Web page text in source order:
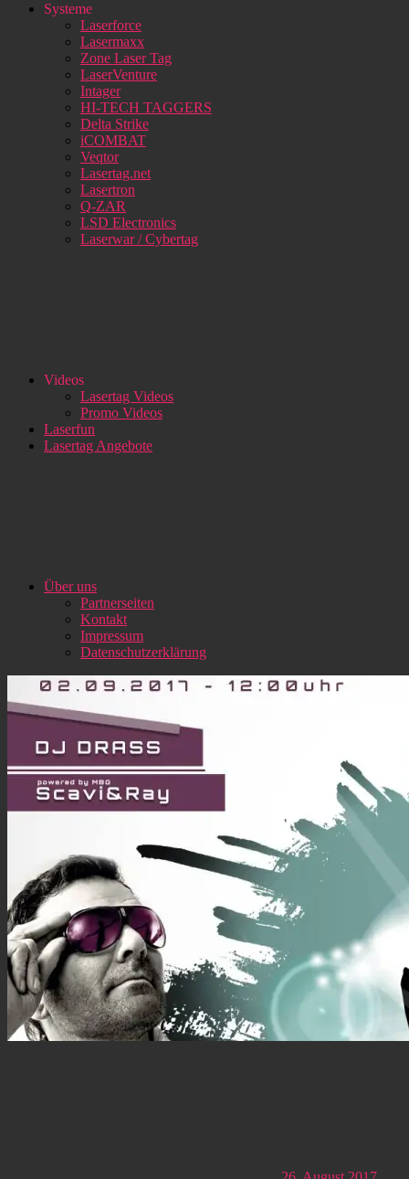
Systeme
Laserforce
Lasermaxx
Zone Laser Tag
LaserVenture
Intager
HI-TECH TAGGERS
Delta Strike
iCOMBAT
Veqtor
Lasertag.net
Lasertron
Q-ZAR
LSD Electronics
Laserwar / Cybertag
Videos
Lasertag Videos
Promo Videos
Laserfun
Lasertag Angebote
Über uns
Partnerseiten
Kontakt
Impressum
Datenschutzerklärung